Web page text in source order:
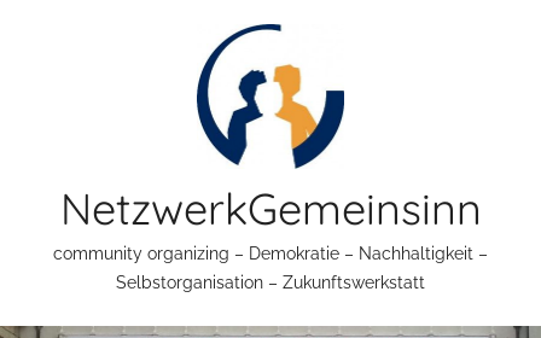
NetzwerkGemeinsinn
community organizing – Demokratie – Nachhaltigkeit –
Selbstorganisation – Zukunftswerkstatt